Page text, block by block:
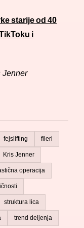
starije od 40
i
Jenner
fejslifting fileri
Kris Jenner
operacija
struktura lica
trend deljenja